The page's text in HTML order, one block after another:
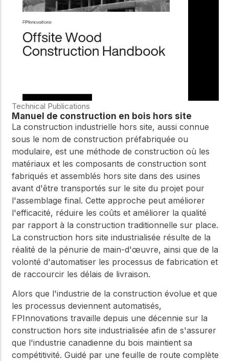
Technical Publications
Manuel de construction en bois hors site
La construction industrielle hors site, aussi connue
sous le nom de construction préfabriquée ou
modulaire, est une méthode de construction où les
matériaux et les composants de construction sont
fabriqués et assemblés hors site dans des usines
avant d'être transportés sur le site du projet pour
l'assemblage final. Cette approche peut améliorer
l'efficacité, réduire les coûts et améliorer la qualité
par rapport à la construction traditionnelle sur place.
La construction hors site industrialisée résulte de la
réalité de la pénurie de main-d'œuvre, ainsi que de la
volonté d'automatiser les processus de fabrication et
de raccourcir les délais de livraison.
Alors que l'industrie de la construction évolue et que
les processus deviennent automatisés,
FPInnovations travaille depuis une décennie sur la
construction hors site industrialisée afin de s'assurer
que l'industrie canadienne du bois maintient sa
compétitivité. Guidé par une feuille de route complète